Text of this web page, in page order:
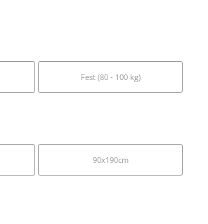
Fest (80 - 100 kg)
90x190cm